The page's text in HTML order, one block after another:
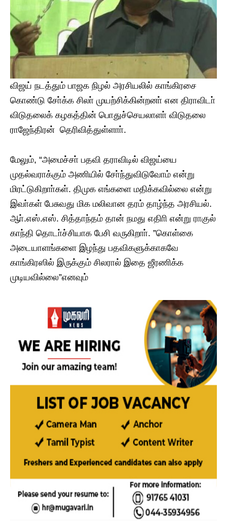
விஜய் நடத்தும் பாஜக நிழல் அரசியலில் காங்கிரசை
கொண்டு சோ்க்க சிலா் முயற்சிக்கின்றனா் என திராவிடா்
விடுதலைக் கழகத்தின் பொதுச்செயலாளா் விடுதலை
ராஜேந்திரன் தெரிவித்துள்ளாா்.
மேலும், “அமைச்சா் பதவி தராவிடில் விஜய்யை
முதல்வராக்கும் அணியில் சோ்ந்துவிடுவோம் என்று
மிரட்டுகிறாா்கள். திமுக எங்களை மதிக்கவில்லை என்று
இவா்கள் பேசுவது மிக மலிவான தரம் தாழ்ந்த அரசியல்.
ஆா்.எஸ்.எஸ். சித்தாந்தம் தான் நமது எதிாி என்று ராகுல்
காந்தி தொடா்ச்சியாக பேசி வருகிறாா். ”கொள்கை
அடையாளங்களை இழந்து பதவிகளுக்காகவே
காங்கிரஸில் இருக்கும் சிலரால் இதை ஜீரணிக்க
முடியவில்லை”எனவும்